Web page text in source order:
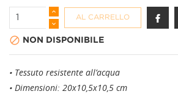
AL CARRELLO
 NON DISPONIBILE
• Tessuto resistente all’acqua
• Dimensioni: 20x10,5x10,5 cm